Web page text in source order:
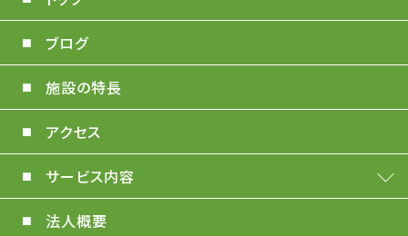
ブログ
施設の特長
アクセス
サービス内容
法人概要